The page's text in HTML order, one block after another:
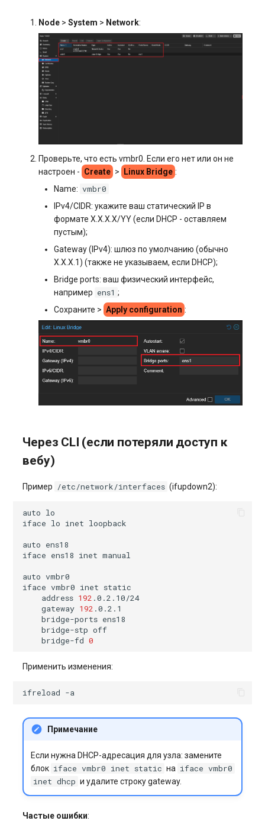
Node> System > Network:
Проверьте, что есть vmbr0. Если его нет или он не
настроен - Create > Linux Bridge :
Name: vmbr0
IPv4/CIDR: укажите ваш статический IP в
формате X.X.X.X/YY (если DHCP - оставляем
пустым);
Gateway (IPv4): шлюз по умолчанию (обычно
X.X.X.1) (также не указываем, если DHCP);
Bridge ports: ваш физический интерфейс,
например ens1 ;
Сохраните > Apply configuration :
Через CLI (если потеряли доступ к
вебу)
Пример /etc/network/interfaces (ifupdown2):
auto
iface lo inet
auto
iface ens18 inet
auto
iface vmbr0 inet
address 192
gateway 192
bridge-ports
bridge-stp
bridge-fd 0
Применить изменения:
ifreload
Примечание
Если нужна DHCP-адресация для узла: замените
блок iface vmbr0 inet static на iface vmbr0
inet dhcp и удалите строку gateway.
Частые ошибки: